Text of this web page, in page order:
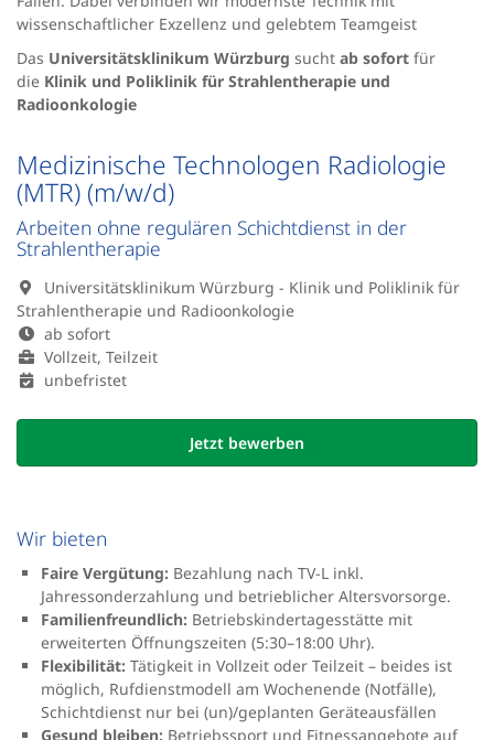
Medizinische Technologen Radiologie
(MTR) (m/w/d)
Arbeiten ohne regulären Schichtdienst in der
Strahlentherapie
Universitätsklinikum Würzburg - Klinik und Poliklinik für
Strahlentherapie und Radioonkologie
ab sofort
Vollzeit, Teilzeit
unbefristet
Jetzt bewerben
wissenschaftlicher Exzellenz und gelebtem Teamgeist
Das Universitätsklinikum Würzburg sucht ab sofort für
die Klinik und Poliklinik für Strahlentherapie und
Radioonkologie
Wir bieten
Faire Vergütung: Bezahlung nach TV-L inkl.
Jahressonderzahlung und betrieblicher Altersvorsorge.
Familienfreundlich: Betriebskindertagesstätte mit
erweiterten Öffnungszeiten (5:30–18:00 Uhr).
Flexibilität: Tätigkeit in Vollzeit oder Teilzeit – beides ist
möglich, Rufdienstmodell am Wochenende (Notfälle),
Schichtdienst nur bei (un)/geplanten Geräteausfällen
Gesund bleiben: Betriebssport und Fitnessangebote auf